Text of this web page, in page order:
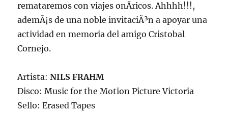
remataremos con viajes onÃ­ricos. Ahhhh!!!,
ademÃ¡s de una noble invitaciÃ³n a apoyar una
actividad en memoria del amigo Cristobal
Cornejo.
Artista:NILS FRAHM
Disco: Music for the Motion Picture Victoria
Sello: Erased Tapes